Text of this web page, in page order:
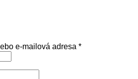
e-mailová adresa *Povinné